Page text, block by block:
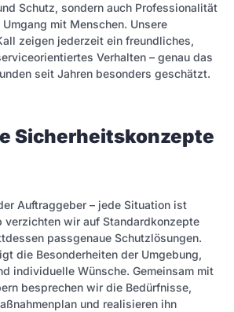
Schutz, sondern auch Professionalität
mit Menschen. Unsere
zeigen jederzeit ein freundliches,
Verhalten – genau das
seit Jahren besonders geschätzt.
Sicherheitskonzepte
Auftraggeber – jede Situation ist
verzichten wir auf Standardkonzepte
passgenaue Schutzlösungen.
die Besonderheiten der Umgebung,
individuelle Wünsche. Gemeinsam mit
besprechen wir die Bedürfnisse,
und realisieren ihn